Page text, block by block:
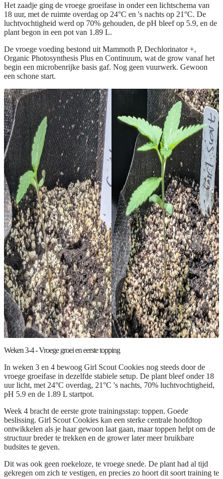
Het zaadje ging de vroege groeifase in onder een lichtschema van
18 uur, met de ruimte overdag op 24°C en 's nachts op 21°C. De
luchtvochtigheid werd op 70% gehouden, de pH bleef op 5.9, en de
plant begon in een pot van 1.89 L.
De vroege voeding bestond uit Mammoth P, Dechlorinator +,
Organic Photosynthesis Plus en Continuum, wat de grow vanaf het
begin een microbenrijke basis gaf. Nog geen vuurwerk. Gewoon
een schone start.
Weken 3-4 - Vroege groei en eerste topping
In weken 3 en 4 bewoog Girl Scout Cookies nog steeds door de
vroege groeifase in dezelfde stabiele setup. De plant bleef onder 18
uur licht, met 24°C overdag, 21°C 's nachts, 70% luchtvochtigheid,
pH 5.9 en de 1.89 L startpot.
Week 4 bracht de eerste grote trainingsstap: toppen. Goede
beslissing. Girl Scout Cookies kan een sterke centrale hoofdtop
ontwikkelen als je haar gewoon laat gaan, maar toppen helpt om de
structuur breder te trekken en de grower later meer bruikbare
budsites te geven.
Dit was ook geen roekeloze, te vroege snede. De plant had al tijd
gekregen om zich te vestigen, en precies zo hoort dit soort training te